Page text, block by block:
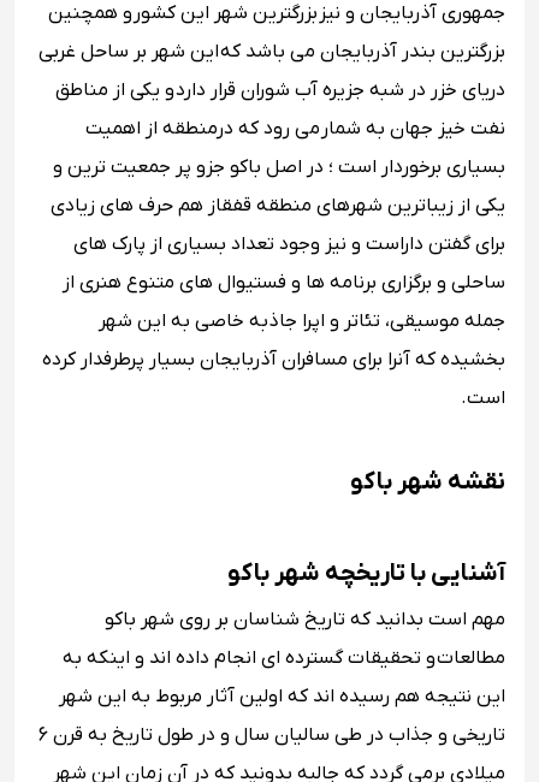
جمهوری آذربایجان و نیز بزرگترین شهر این کشور و همچنین
بزرگترین بندر آذربایجان می باشد که این شهر بر ساحل غربی
دریای خزر در شبه جزیره آب‌ شوران قرار دارد و یکی از مناطق
نفت‌ خیز جهان به شمار می رود که درمنطقه از اهمیت
بسیاری برخوردار است ؛ در اصل باکو جزو پر جمعیت‌ ترین و
یکی از زیباترین شهرهای منطقه قفقاز هم حرف های زیادی
برای گفتن داراست و نیز وجود تعداد بسیاری از پارک‌ های
ساحلی و برگزاری برنامه‌ ها و فستیوال های متنوع هنری از
جمله موسیقی، تئاتر و اپرا جاذبه خاصی به این شهر
بخشیده که آنرا برای مسافران آذربایجان بسیار پرطرفدار کرده
است.
نقشه شهر باکو
آشنایی با تاریخچه شهر باکو
مهم است بدانید که تاریخ شناسان بر روی شهر باکو
مطالعات و تحقیقات گسترده ای انجام داده اند و اینکه به
این نتیجه هم رسیده اند که اولین آثار مربوط به این شهر
تاریخی و جذاب در طی سالیان سال و در طول تاریخ به قرن 6
میلادی برمی گردد که جالبه بدونید که در آن زمان این شهر